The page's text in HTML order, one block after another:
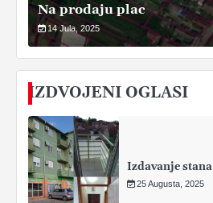
Na prodaju plac
14 Jula, 2025
IZDVOJENI OGLASI
Izdavanje stana
25 Augusta, 2025